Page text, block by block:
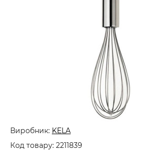
Виробник: KELA
Код товару: 2211839